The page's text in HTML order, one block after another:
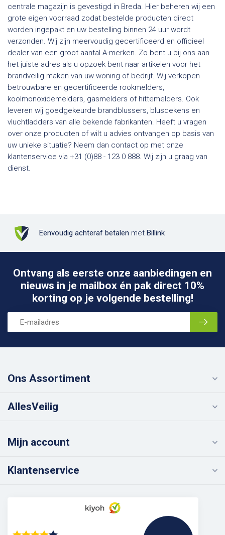
centrale magazijn is gevestigd in Breda. Hier beheren wij een
grote eigen voorraad zodat bestelde producten direct
worden ingepakt en uw bestelling binnen 24 uur wordt
verzonden. Wij zijn meervoudig gecertificeerd en officieel
dealer van een groot aantal A-merken. Zo bent u bij ons aan
het juiste adres als u opzoek bent naar artikelen voor het
brandveilig maken van uw woning of bedrijf. Wij verkopen
betrouwbare en gecertificeerde rookmelders,
koolmonoxidemelders, gasmelders of hittemelders. Ook
leveren wij goedgekeurde brandblussers, blusdekens en
vluchtladders van alle bekende fabrikanten. Heeft u vragen
over onze producten of wilt u advies ontvangen op basis van
uw unieke situatie? Neem dan contact op met onze
klantenservice via +31 (0)88 - 123 0 888. Wij zijn u graag van
dienst.
Eenvoudig achteraf betalen met Billink
Ontvang als eerste onze aanbiedingen en
nieuws in je mailbox én pak direct 10%
korting op je volgende bestelling!
Ons Assortiment
AllesVeilig
Mijn account
Klantenservice